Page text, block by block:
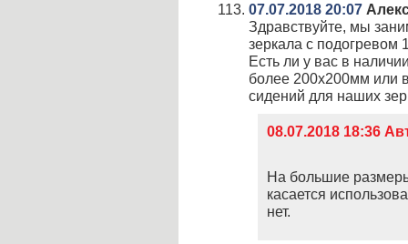
07.07.2018 20:07
Здравствуйте, мы
зеркала с подогревом
Есть ли у вас в
более 200х200мм или
сидений для наших
08.07.2018 18:36
На большие
касается
нет.